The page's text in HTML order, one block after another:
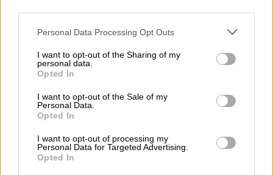
Please note that this website/app uses one or more Google
not limited to your visit or usage behaviour. You may click to
grant or deny consent to Google and its third-party tags to
use your data for below specified purposes in below Google
consent section.
Personal Data Processing Opt Outs
I want to opt-out of the Sharing of my
personal data.
Opted In
I want to opt-out of the Sale of my
Personal Data.
Opted In
I want to opt-out of processing my
Personal Data for Targeted Advertising.
Opted In
Ελλάδα|11.05.2025 14:00
Έγκλημα στη Νέα Σμύρνη: Σκότωσε
τον γιο του μαχαιρώνοντας τον στον
λαιμό - Γιατί καβγάδισαν
56χρονοςεντοπίστηκε σε περιοχή της
Αχαΐαςνα κινείται με αυτοκίνητο και όταν